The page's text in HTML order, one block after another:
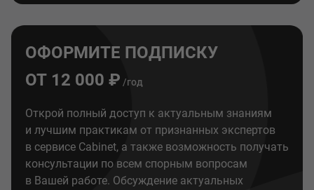
ОФОРМИТЕ ПОДПИСКУ
ОТ 12 000 ₽ /год
Открой полный доступ к актуальным знаниям
и лучшим практикам от признанных экспертов
в сервисе Cabinet, а также возможность получать
консультации по всем спорным вопросам
в Вашей работе. Обсуждение актуальных